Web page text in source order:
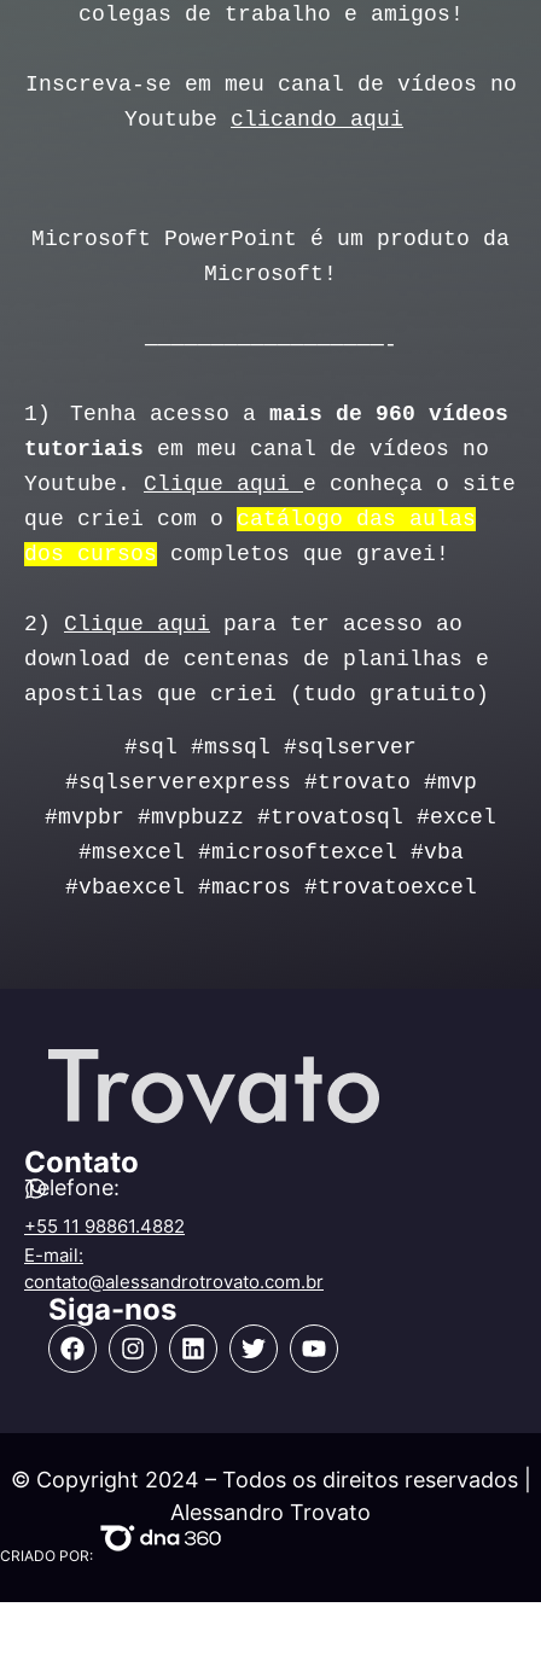
colegas de trabalho e amigos!
Inscreva-se em meu canal de vídeos no
Youtube clicando aqui
Microsoft PowerPoint é um produto da
Microsoft!
——————————————————-
1) Tenha acesso a mais de 960 vídeos
tutoriais em meu canal de vídeos no
Youtube. Clique aqui e conheça o site
que criei com o catálogo das aulas
dos cursos completos que gravei!
2) Clique aqui para ter acesso ao
download de centenas de planilhas e
apostilas que criei (tudo gratuito)
#sql #mssql #sqlserver
#sqlserverexpress #trovato #mvp
#mvpbr #mvpbuzz #trovatosql #excel
#msexcel #microsoftexcel #vba
#vbaexcel #macros #trovatoexcel
Contato
Telefone:
+55 11 98861.4882
E-mail:
contato@alessandrotrovato.com.br
Siga-nos
© Copyright 2024 – Todos os direitos reservados |
Alessandro Trovato
CRIADO POR: